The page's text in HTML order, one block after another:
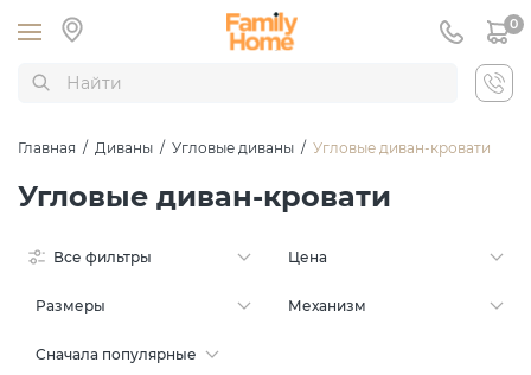
0
Главная / Диваны / Угловые диваны / Угловые диван-кровати
Угловые диван-кровати
Все фильтры Цена
Размеры Механизм
Сначала популярные